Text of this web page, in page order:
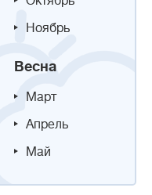
Ноябрь
Весна
Март
Апрель
Май